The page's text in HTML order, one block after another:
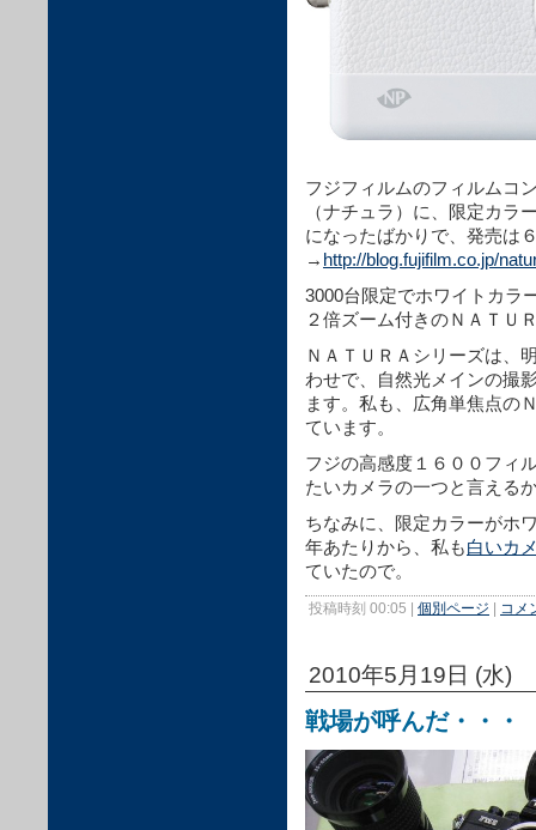
フジフィルムのフィルムコ
（ナチュラ）に、限定カラ
になったばかりで、発売は
→ http://blog.fujifilm.co.jp/
3000台限定でホワイトカラ
２倍ズーム付きのＮＡＴＵ
ＮＡＴＵＲＡシリーズは、
わせで、自然光メインの撮
ます。私も、広角単焦点の
ています。
フジの高感度１６００フィ
たいカメラの一つと言える
ちなみに、限定カラーがホ
年あたりから、私も白いカ
ていたので。
投稿時刻 00:05 | 個別ページ | コメ
2010年5月19日 (水)
戦場が呼んだ・・・